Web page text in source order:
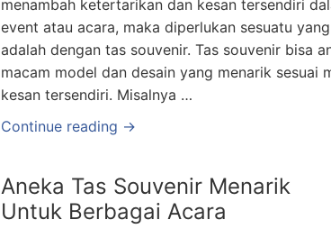
menambah ketertarikan dan kesan tersendiri
event atau acara, maka diperlukan sesuatu
adalah dengan tas souvenir. Tas souvenir bisa
macam model dan desain yang menarik sesuai
kesan tersendiri. Misalnya …
Continue reading →
Aneka Tas Souvenir Menarik
Untuk Berbagai Acara